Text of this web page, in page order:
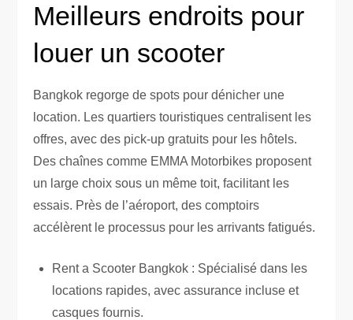
Meilleurs endroits pour
louer un scooter
Bangkok regorge de spots pour dénicher une
location. Les quartiers touristiques centralisent les
offres, avec des pick-up gratuits pour les hôtels.
Des chaînes comme EMMA Motorbikes proposent
un large choix sous un même toit, facilitant les
essais. Près de l’aéroport, des comptoirs
accélèrent le processus pour les arrivants fatigués.
Rent a Scooter Bangkok : Spécialisé dans les
locations rapides, avec assurance incluse et
casques fournis.